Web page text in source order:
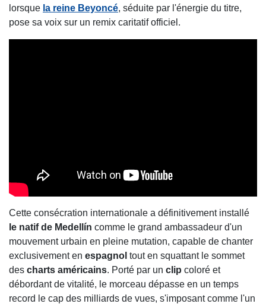
lorsque la reine Beyoncé, séduite par l'énergie du titre,
pose sa voix sur un remix caritatif officiel.
Cette consécration internationale a définitivement installé
le natif de Medellín comme le grand ambassadeur d'un
mouvement urbain en pleine mutation, capable de chanter
exclusivement en espagnol tout en squattant le sommet
des charts américains. Porté par un clip coloré et
débordant de vitalité, le morceau dépasse en un temps
record le cap des milliards de vues, s'imposant comme l'un